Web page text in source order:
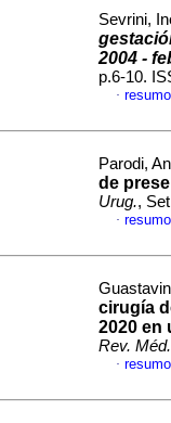
Sevrini,
2004 -
p.6-10.
·
Parodi,
de
Urug.,
·
cirugía
2020 en
Rev.
·